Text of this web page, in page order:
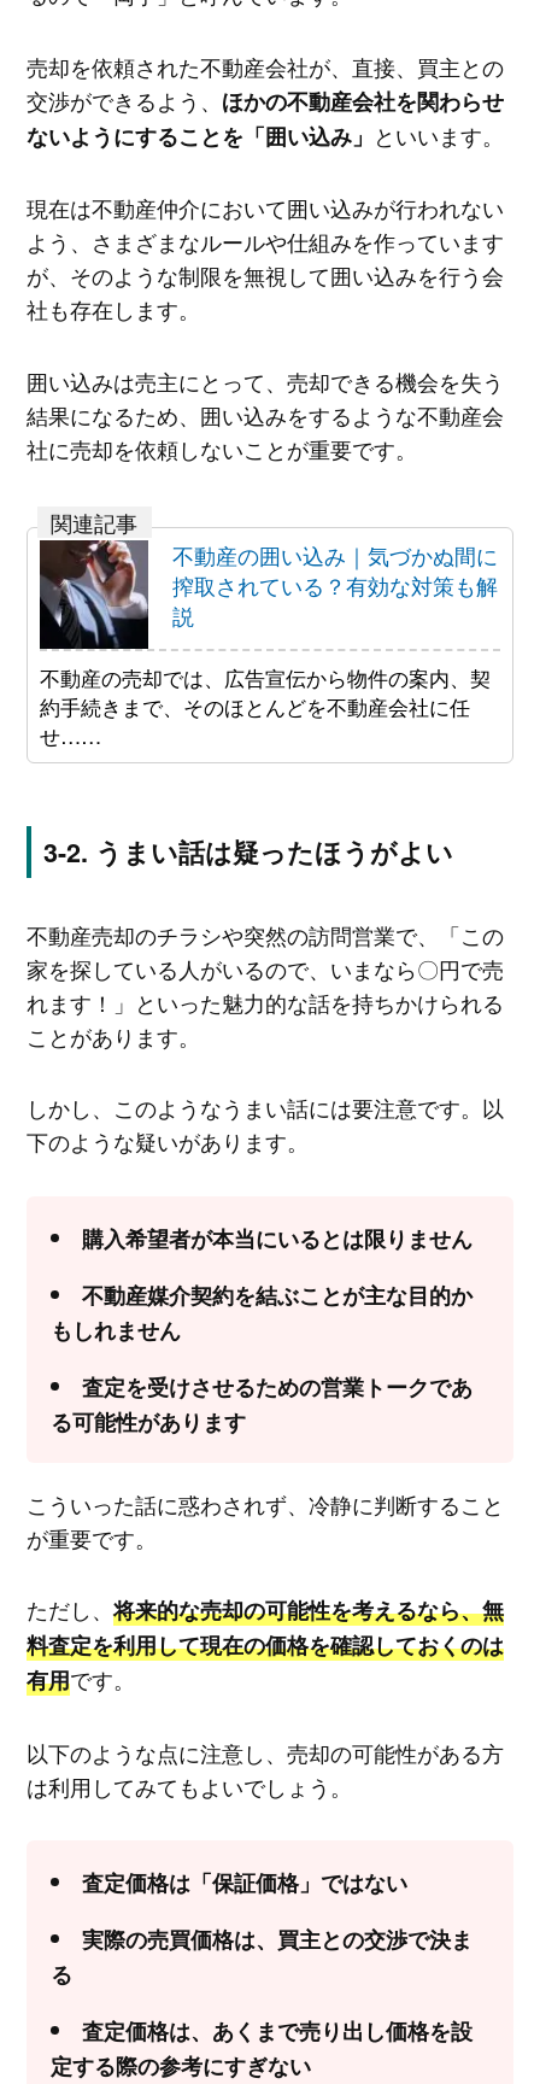
売却を依頼された不動産会社が、直接、買主との
交渉ができるよう、 ほかの不動産会社を関わらせ
ないようにすることを「囲い込み」 といいます。
現在は不動産仲介において囲い込みが行われない
よう、さまざまなルールや仕組みを作っています
が、そのような制限を無視して囲い込みを行う会
社も存在します。
囲い込みは売主にとって、売却できる機会を失う
結果になるため、囲い込みをするような不動産会
社に売却を依頼しないことが重要です。
不動産の囲い込み｜気づかぬ間に
搾取されている？有効な対策も解
説
不動産の売却では、広告宣伝から物件の案内、契
約手続きまで、そのほとんどを不動産会社に任
せ……
うまい話は疑ったほうがよい
不動産売却のチラシや突然の訪問営業で、「この
家を探している人がいるので、いまなら〇円で売
れます！」といった魅力的な話を持ちかけられる
ことがあります。
しかし、このようなうまい話には要注意です。以
下のような疑いがあります。
購入希望者が本当にいるとは限りません
不動産媒介契約を結ぶことが主な目的か
もしれません
査定を受けさせるための営業トークであ
る可能性があります
こういった話に惑わされず、冷静に判断すること
が重要です。
ただし、将来的な売却の可能性を考えるなら、無
料査定を利用して現在の価格を確認しておくのは
有用です。
以下のような点に注意し、売却の可能性がある方
は利用してみてもよいでしょう。
査定価格は「保証価格」ではない
実際の売買価格は、買主との交渉で決ま
る
査定価格は、あくまで売り出し価格を設
定する際の参考にすぎない